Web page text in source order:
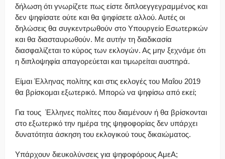
δήλωση ότι γνωρίζετε πως είστε διπλοεγγεγραμμένος και
δεν ψηφίσατε ούτε και θα ψηφίσετε αλλού. Αυτές οι
δηλώσεις θα συγκεντρωθούν στο Υπουργείο Εσωτερικών
και θα διασταυρωθούν. Με αυτήν τη διαδικασία
διασφαλίζεται το κύρος των εκλογών. Ας μην ξεχνάμε ότι
η διπλοψηφία απαγορεύεται και τιμωρείται αυστηρά.
Είμαι Έλληνας πολίτης και στις εκλογές του Μαΐου 2019
θα βρίσκομαι εξωτερικό. Μπορώ να ψηφίσω από εκεί;
Για τους Έλληνες πολίτες που διαμένουν ή θα βρίσκονται
στο εξωτερικό την ημέρα της ψηφοφορίας δεν υπάρχει
δυνατότητα άσκηση του εκλογικού τους δικαιώματος.
Υπάρχουν διευκολύνσεις για ψηφοφόρους ΑμεΑ;